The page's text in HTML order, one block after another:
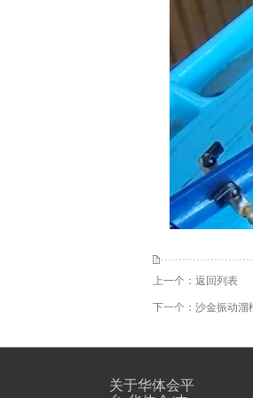
上一个： 返回列表
下一个： 沙金振动溜
关于华体会平